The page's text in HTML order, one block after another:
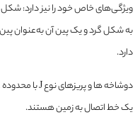
به شکل گرد و یک پین آن به‌عنوان پین
دارد.
یک خط اتصال به زمین هستند.